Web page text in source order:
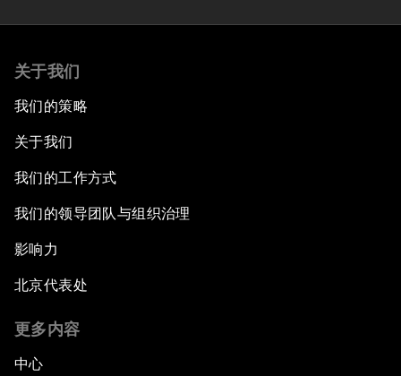
关于我们
我们的策略
关于我们
我们的工作方式
我们的领导团队与组织治理
影响力
北京代表处
更多内容
中心